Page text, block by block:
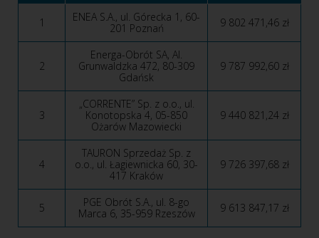
1
ENEA S.A., ul. Górecka 1, 60-
201 Poznań
9 802 471,46 zł
2
Energa-Obrót SA, Al.
Grunwaldzka 472, 80-309
Gdańsk
9 787 992,60 zł
3
„CORRENTE” Sp. z o.o., ul.
Konotopska 4, 05-850
Ożarów Mazowiecki
9 440 821,24 zł
4
TAURON Sprzedaż Sp. z
o.o., ul. Łagiewnicka 60, 30-
417 Kraków
9 726 397,68 zł
5
PGE Obrót S.A., ul. 8-go
Marca 6, 35-959 Rzeszów
9 613 847,17 zł